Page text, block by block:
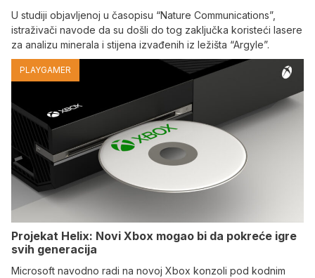
U studiji objavljenoj u časopisu “Nature Communications”,
istraživači navode da su došli do tog zaključka koristeći lasere
za analizu minerala i stijena izvađenih iz ležišta “Argyle”.
PLAYGAMER
Projekat Helix: Novi Xbox mogao bi da pokreće igre
svih generacija
Microsoft navodno radi na novoj Xbox konzoli pod kodnim